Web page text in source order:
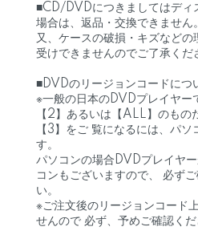
■CD/DVDにつきましてはディ
場合は、返品・交換できません。
又、ケースの破損・キズなど
受けできませんのでご了承くだ
■DVDのリージョンコードにつ
※一般の日本のDVDプレイヤー
【2】あるいは【ALL】のもの
【3】をご 覧になるには、パソ
す。
パソコンの場合DVDプレイヤ
コンもございますので、 必ず
い。
※ご注文後のリージョンコード
せんので 必ず、予めご確認くだ